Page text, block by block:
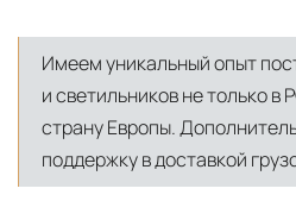
Имеем уникальный опыт
и светильников не только в
страну Европы.
поддержку в доставкой